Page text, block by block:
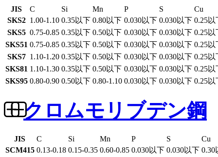
JIS C Si Mn P S
Cu
SKS2 1.00-1.10 0.35以下 0.80以下 0.030以下 0.030以下 0.25以
SKS5 0.75-0.85 0.35以下 0.50以下 0.030以下 0.030以下 0.25以
SKS51 0.75-0.85 0.35以下 0.50以下 0.030以下 0.030以下 0.25以
SKS7 1.10-1.20 0.35以下 0.50以下 0.030以下 0.030以下 0.25以
SKS81 1.10-1.30 0.35以下 0.50以下 0.030以下 0.030以下 0.25以
SKS95 0.80-0.90 0.50以下 0.80-1.10 0.030以下 0.030以下 0.25以
クロムモリブデン鋼
JIS C Si Mn P S
Cu
SCM415 0.13-0.18 0.15-0.35 0.60-0.85 0.030以下 0.030以下 0.30